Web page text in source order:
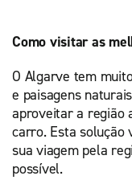
Como visitar as
O Algarve tem
e paisagens
aproveitar a região
carro. Esta solução
sua viagem pela
possível.